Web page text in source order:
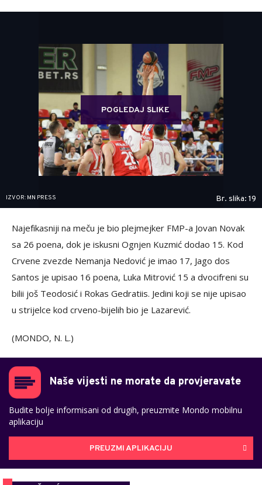
POGLEDAJ SLIKE
IZVOR: MN PRESS Br. slika: 19
Najefikasniji na meču je bio plejmejker FMP-a Jovan Novak
sa 26 poena, dok je iskusni Ognjen Kuzmić dodao 15. Kod
Crvene zvezde Nemanja Nedović je imao 17, Jago dos
Santos je upisao 16 poena, Luka Mitrović 15 a dvocifreni su
bilii još Teodosić i Rokas Gedratiis. Jedini koji se nije upisao
u strijelce kod crveno-bijelih bio je Lazarević.
(MONDO, N. L.)
Naše vijesti ne morate da provjeravate
Budite bolje informisani od drugih, preuzmite Mondo mobilnu
aplikaciju
PREUZMI APLIKACIJU